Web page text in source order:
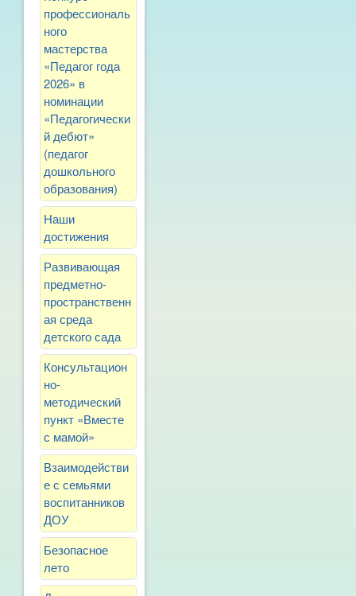
профессиональ
ного
мастерства
«Педагог года
2026» в
номинации
«Педагогически
й дебют»
(педагог
дошкольного
образования)
Наши
достижения
Развивающая
предметно-
пространственн
ая среда
детского сада
Консультацион
но-
методический
пункт «Вместе
с мамой»
Взаимодействи
е с семьями
воспитанников
ДОУ
Безопасное
лето